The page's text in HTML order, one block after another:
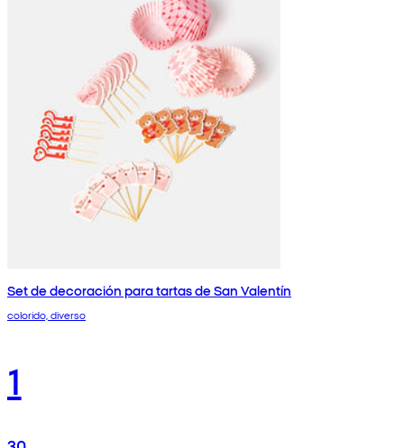
Set de decoración para tartas de San Valentín
colorido, diverso
1